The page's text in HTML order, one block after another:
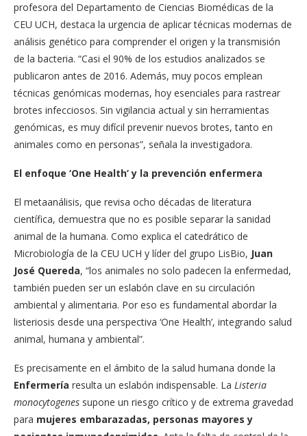
profesora del Departamento de Ciencias Biomédicas de la
CEU UCH, destaca la urgencia de aplicar técnicas modernas de
análisis genético para comprender el origen y la transmisión
de la bacteria. “Casi el 90% de los estudios analizados se
publicaron antes de 2016. Además, muy pocos emplean
técnicas genómicas modernas, hoy esenciales para rastrear
brotes infecciosos. Sin vigilancia actual y sin herramientas
genómicas, es muy difícil prevenir nuevos brotes, tanto en
animales como en personas”, señala la investigadora.
El enfoque ‘One Health’ y la prevención enfermera
El metaanálisis, que revisa ocho décadas de literatura
científica, demuestra que no es posible separar la sanidad
animal de la humana. Como explica el catedrático de
Microbiología de la CEU UCH y líder del grupo LisBio, Juan
José Quereda, “los animales no solo padecen la enfermedad,
también pueden ser un eslabón clave en su circulación
ambiental y alimentaria. Por eso es fundamental abordar la
listeriosis desde una perspectiva ‘One Health’, integrando salud
animal, humana y ambiental”.
Es precisamente en el ámbito de la salud humana donde la
Enfermería resulta un eslabón indispensable. La Listeria
monocytogenes supone un riesgo crítico y de extrema gravedad
para mujeres embarazadas, personas mayores y